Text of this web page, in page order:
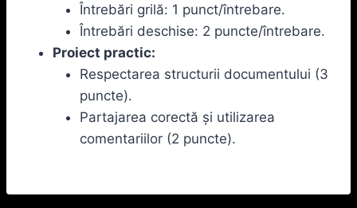
Întrebări grilă: 1 punct/întrebare.
Întrebări deschise: 2 puncte/întrebare.
Proiect practic:
Respectarea structurii documentului (3
puncte).
Partajarea corectă și utilizarea
comentariilor (2 puncte).